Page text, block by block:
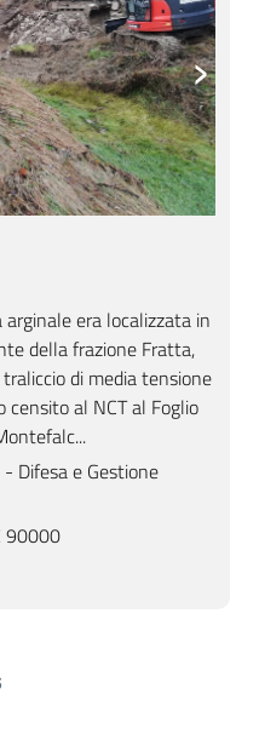
›
arginale era localizzata in
della frazione Fratta,
di media tensione
censito al NCT al Foglio
Difesa e Gestione
90000